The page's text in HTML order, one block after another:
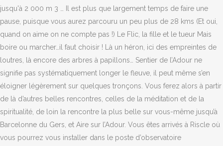
jusqu'à 2 000 m 3 … Il est plus que largement temps de faire une
pause, puisque vous aurez parcouru un peu plus de 28 kms (Et oui,
quand on aime on ne compte pas !) Le Flic, la fille et le tueur Mais
boire ou marcher…il faut choisir ! Là un héron, ici des empreintes de
loutres, là encore des arbres à papillons… Sentier de l’Adour ne
signifie pas systématiquement longer le fleuve, il peut même s’en
éloigner légèrement sur quelques tronçons. Vous ferez alors à partir
de là d’autres belles rencontres, celles de la méditation et de la
spiritualité, de loin la rencontre la plus belle sur vous-même jusqu’à
Barcelonne du Gers, et Aire sur l’Adour. Vous êtes arrivés à Riscle où
vous pourrez vous installer dans le poste d’observatoire